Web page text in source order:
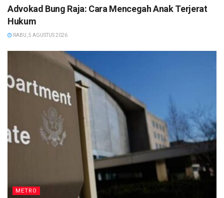
Advokad Bung Raja: Cara Mencegah Anak Terjerat
Hukum
RABU, 5 AGUSTUS 2026
METRO